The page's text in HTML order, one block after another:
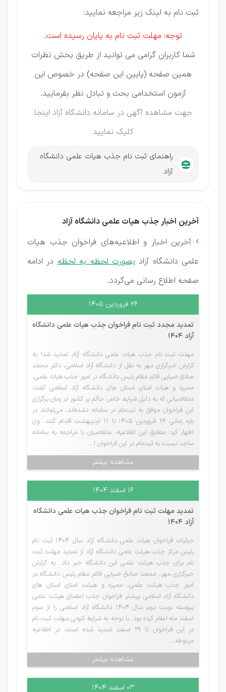
ثبت نام به لینک زیر مراجعه نمایید:
توجه: مهلت ثبت نام به پایان رسیده است.
شما کاربران گرامی می توانید از طریق بخش نظرات
همین صفحه (پایین این صفحه) در خصوص این
آزمون استخدامی بحث و تبادل نظر بفرمایید.
جهت مشاهده آگهی در سامانه دانشگاه آزاد اینجا
کلیک نمایید
راهنمای ثبت نام جذب هیات علمی دانشگاه
آزاد
آخرین اخبار جذب هیات علمی دانشگاه آزاد
 آخرین اخبار و اطلاعیه‌های فراخوان جذب هیات
علمی دانشگاه آزادبصورت لحظه به لحظهدر ادامه
صفحه اطلاع رسانی می‌گردد.
۲۶ فروردین ۱۴۰۵
تمدید مجدد ثبت نام فراخوان جذب هیات علمی دانشگاه
آزاد 1404
مهلت ثبت نام جذب هیات علمی دانشگاه آزاد تمدید شد! به
گزارش خبرگزاری مهر به نقل از دانشگاه آزاد اسلامی، دکتر محمد
صادق ضیایی قائم مقام رئیس دانشگاه در امور جذب هیات علمی،
ممیزه و هیات امنای استان های دانشگاه آزاد اسلامی گفت:
متقاضیانی که به دلیل شرایط خاص حاکم بر کشور در زمان برگزاری
این فراخوان موفق به ثبت‌نام در سامانه نشده‌اند، می‌توانند در
بازه زمانی ۲۶ فروردین ۱۴۰۵ تا ۱۱ اردیبهشت اقدام کنند. وی
اظهار کرد: مطابق این اطلاعیه، متقاضیان با مراجعه به سامانه
ساجد نسبت به ثبت‌نام در این فراخوان ا...
مشاهده بیشتر
۱۶ اسفند ۱۴۰۴
تمدید مهلت ثبت نام فراخوان جذب هیات علمی دانشگاه
آزاد 1404
جزئیات فراخوان هیات علمی دانشگاه آزاد سال 1404 ثبت نام
رئیس مرکز جذب هیئت علمی دانشگاه آزاد از تمدید مهلت ثبت
نام برای جذب هیئت علمی این دانشگاه خبر داد. به گزارش
خبرگزاری مهر، محمد صادق ضیایی قائم مقام رئیس دانشگاه در
امور جذب هیئت علمی، ممیزه و هیئت امنای استان های
دانشگاه آزاد اسلامی پیشتر فراخوان جذب اعضای هیئت علمی
پیوسته نوبت دوم سال ۱۴۰۴ دانشگاه آزاد اسلامی را از سوم
اسفند ماه اعلام کرده بود. با توجه به شرایط کنونی مهلت ثبت نام
در این فراخوان تا ۲۹ اسفند تمدید شده است. در اطلاعیه
مربوطه...
مشاهده بیشتر
۰۳ اسفند ۱۴۰۴